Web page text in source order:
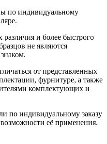
по индивидуальному
и более быстрого
не являются
от представленных
фурнитуре, а также
комплектующих и
по индивидуальному заказу
её применения.